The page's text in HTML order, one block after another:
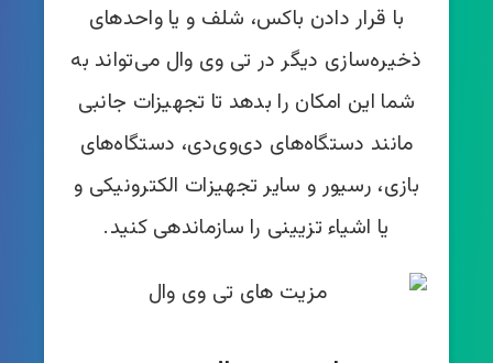
با قرار دادن باکس، شلف و یا واحدهای
ذخیره‌سازی دیگر در تی وی وال می‌تواند به
شما این امکان را بدهد تا تجهیزات جانبی
مانند دستگاه‌های دی‌وی‌دی، دستگاه‌های
بازی، رسیور و سایر تجهیزات الکترونیکی و
یا اشیاء تزیینی را سازماندهی کنید.